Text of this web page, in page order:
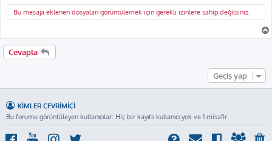
Bu mesaja eklenen dosyaları görüntülemek için gerekli izinlere sahip değilsiniz.
Cevapla
Geçiş yap
KIMLER ÇEVRIMIÇI
Bu forumu görüntüleyen kullanıcılar: Hiç bir kayıtlı kullanıcı yok ve 1 misafir